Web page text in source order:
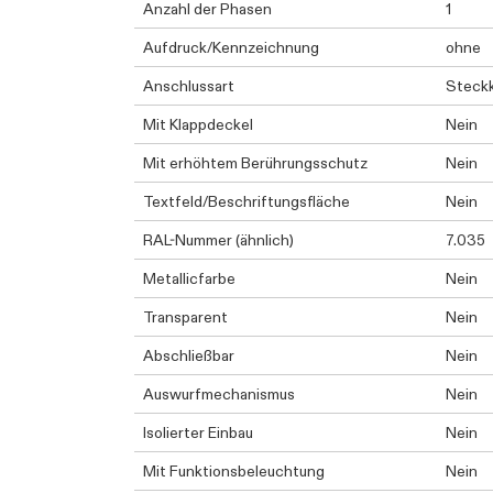
Anzahl der Phasen
1
Aufdruck/Kennzeichnung
ohne
Anschlussart
Mit Klappdeckel
Nein
Mit erhöhtem Berührungsschutz
Nein
Textfeld/Beschriftungsfläche
Nein
RAL-Nummer (ähnlich)
7.035
Metallicfarbe
Nein
Transparent
Nein
Abschließbar
Nein
Auswurfmechanismus
Nein
Isolierter Einbau
Nein
Mit Funktionsbeleuchtung
Nein